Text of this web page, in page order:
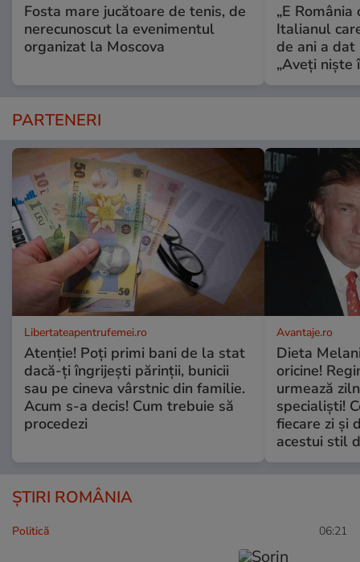
Fosta mare jucătoare de tenis, de
nerecunoscut la evenimentul
organizat la Moscova
„E
Italianul
de ani a
„Aveți niște
PARTENERI
Libertateapentrufemei.ro
Atenție! Poți primi bani de la stat
dacă-ți îngrijești părinții, bunicii
sau pe cineva vârstnic din familie.
Acum s-a decis! Cum trebuie să
procedezi
Avantaje.ro
Dieta
oricine!
urmează
specialiști!
fiecare zi și
acestui stil
ȘTIRI ROMÂNIA
Politică 06:21